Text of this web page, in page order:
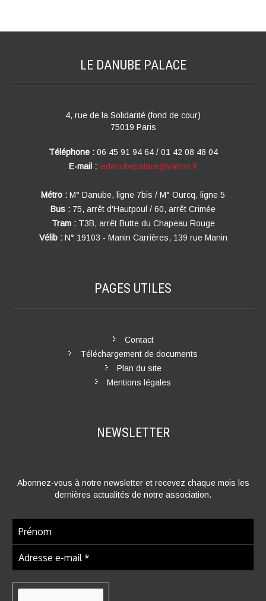
LE DANUBE PALACE
4, rue de la Solidarité (fond de cour)
75019 Paris
Téléphone : 06 45 91 94 64 / 01 42 08 48 04
E-mail : ledanubepalace@yahoo.fr
Métro : M° Danube, ligne 7bis / M° Ourcq, ligne 5
Bus : 75, arrêt d'Hautpoul / 60, arrêt Crimée
Tram : T3B, arrêt Butte du Chapeau Rouge
Vélib : N° 19103 - Manin Carrières, 139 rue Manin
PAGES UTILES
Contact
Téléchargement de documents
Plan du site
Mentions légales
NEWSLETTER
Abonnez-vous à notre newsletter et recevez chaque mois les
dernières actualités de notre association.